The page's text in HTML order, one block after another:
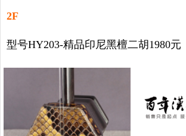
2F
型号HY203-精品印尼黑檀二胡1980元